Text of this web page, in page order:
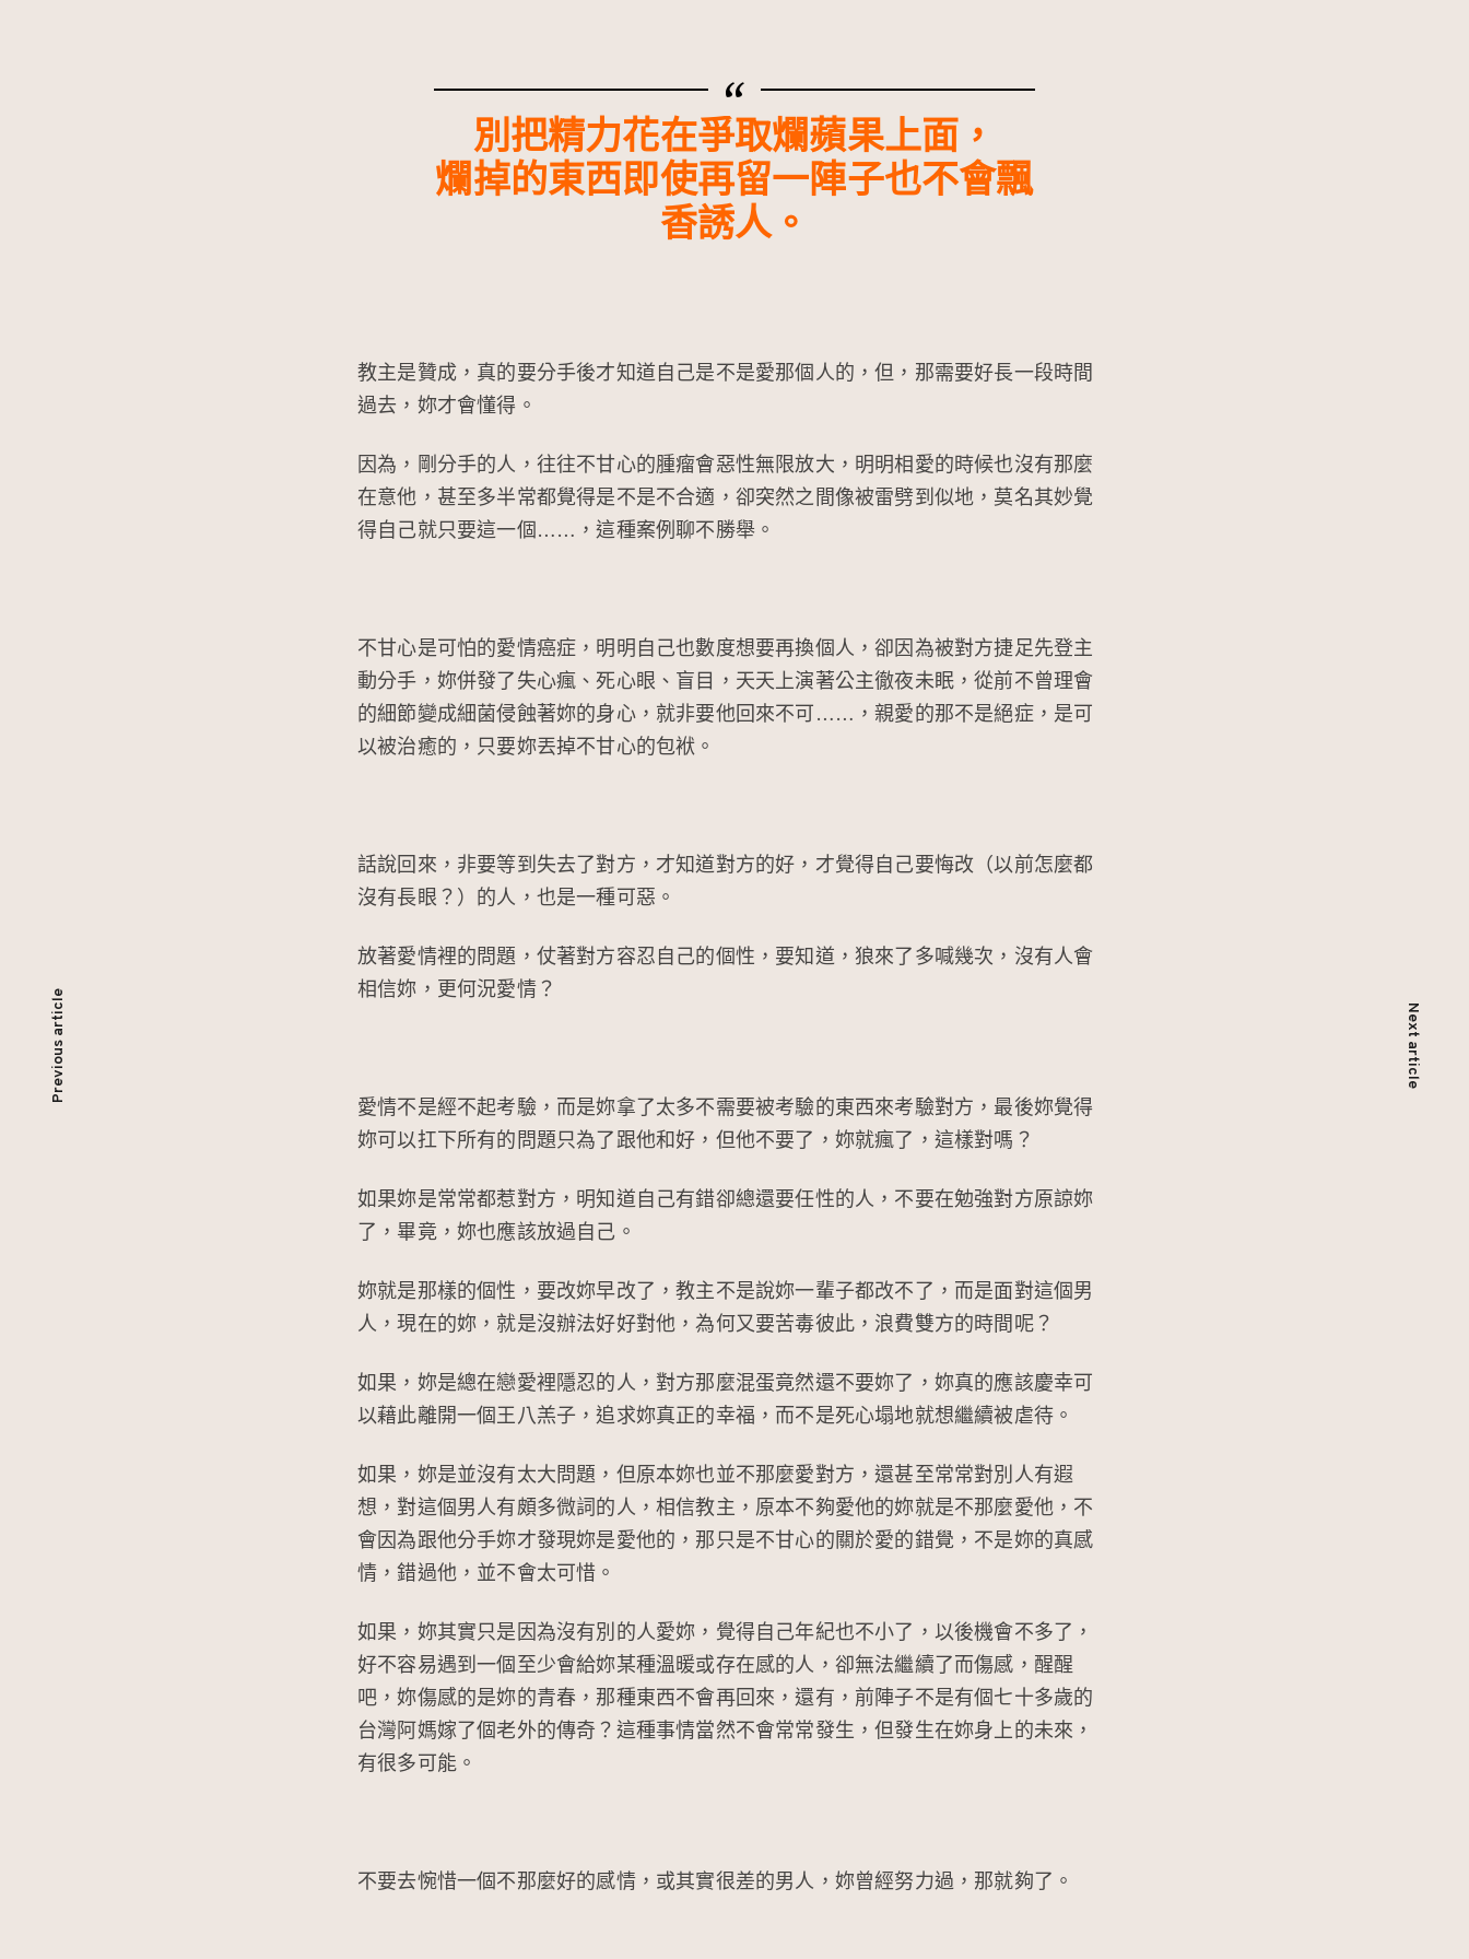
別把精力花在爭取爛蘋果上面，
爛掉的東西即使再留一陣子也不會飄
香誘人。
教主是贊成，真的要分手後才知道自己是不是愛那個人的，但，那需要好長一段時間
過去，妳才會懂得。
因為，剛分手的人，往往不甘心的腫瘤會惡性無限放大，明明相愛的時候也沒有那麼
在意他，甚至多半常都覺得是不是不合適，卻突然之間像被雷劈到似地，莫名其妙覺
得自己就只要這一個……，這種案例聊不勝舉。
不甘心是可怕的愛情癌症，明明自己也數度想要再換個人，卻因為被對方捷足先登主
動分手，妳併發了失心瘋、死心眼、盲目，天天上演著公主徹夜未眠，從前不曾理會
的細節變成細菌侵蝕著妳的身心，就非要他回來不可……，親愛的那不是絕症，是可
以被治癒的，只要妳丟掉不甘心的包袱。
話說回來，非要等到失去了對方，才知道對方的好，才覺得自己要悔改（以前怎麼都
沒有長眼？）的人，也是一種可惡。
放著愛情裡的問題，仗著對方容忍自己的個性，要知道，狼來了多喊幾次，沒有人會
相信妳，更何況愛情？
愛情不是經不起考驗，而是妳拿了太多不需要被考驗的東西來考驗對方，最後妳覺得
妳可以扛下所有的問題只為了跟他和好，但他不要了，妳就瘋了，這樣對嗎？
如果妳是常常都惹對方，明知道自己有錯卻總還要任性的人，不要在勉強對方原諒妳
了，畢竟，妳也應該放過自己。
妳就是那樣的個性，要改妳早改了，教主不是說妳一輩子都改不了，而是面對這個男
人，現在的妳，就是沒辦法好好對他，為何又要苦毒彼此，浪費雙方的時間呢？
如果，妳是總在戀愛裡隱忍的人，對方那麼混蛋竟然還不要妳了，妳真的應該慶幸可
以藉此離開一個王八羔子，追求妳真正的幸福，而不是死心塌地就想繼續被虐待。
如果，妳是並沒有太大問題，但原本妳也並不那麼愛對方，還甚至常常對別人有遐
想，對這個男人有頗多微詞的人，相信教主，原本不夠愛他的妳就是不那麼愛他，不
會因為跟他分手妳才發現妳是愛他的，那只是不甘心的關於愛的錯覺，不是妳的真感
情，錯過他，並不會太可惜。
如果，妳其實只是因為沒有別的人愛妳，覺得自己年紀也不小了，以後機會不多了，
好不容易遇到一個至少會給妳某種溫暖或存在感的人，卻無法繼續了而傷感，醒醒
吧，妳傷感的是妳的青春，那種東西不會再回來，還有，前陣子不是有個七十多歲的
台灣阿媽嫁了個老外的傳奇？這種事情當然不會常常發生，但發生在妳身上的未來，
有很多可能。
不要去惋惜一個不那麼好的感情，或其實很差的男人，妳曾經努力過，那就夠了。
文
章Previous article Next article